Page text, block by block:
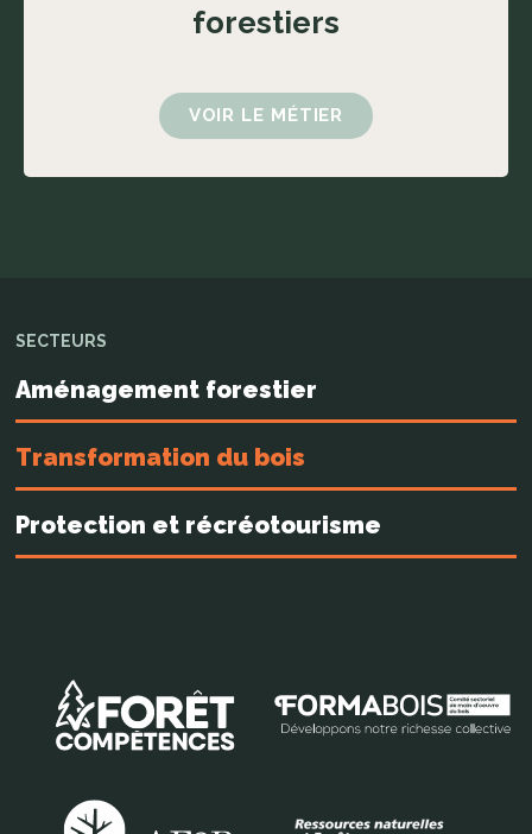
forestiers
VOIR LE MÉTIER
SECTEURS
Aménagement forestier
Transformation du bois
Protection et récréotourisme